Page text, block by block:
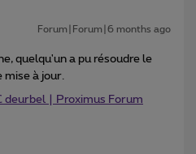
Forum|Forum|6 months ago
quelqu'un a pu résoudre le
mise à jour.
deurbel | Proximus Forum